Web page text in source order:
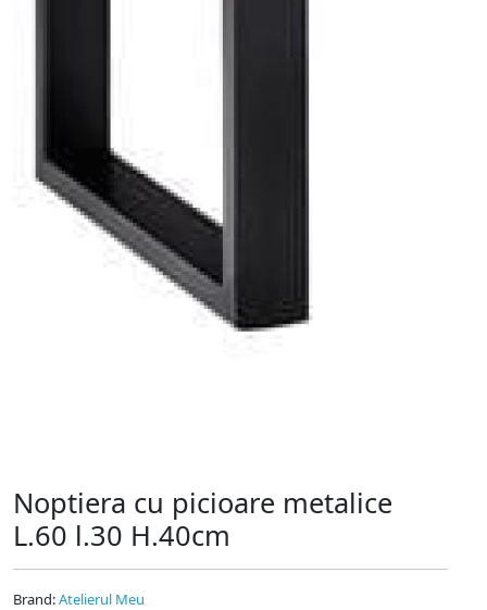
Noptiera cu picioare metalice
L.60 l.30 H.40cm
Brand:Atelierul Meu